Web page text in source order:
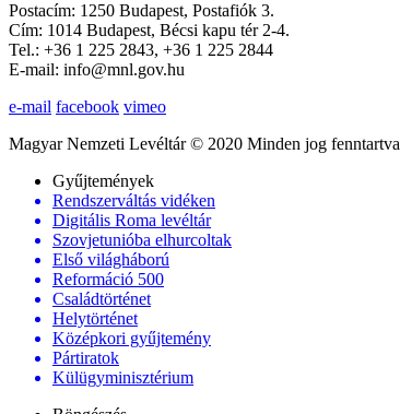
Postacím: 1250 Budapest, Postafiók 3.
Cím: 1014 Budapest, Bécsi kapu tér 2-4.
Tel.: +36 1 225 2843, +36 1 225 2844
E-mail: info@mnl.gov.hu
e-mail facebook vimeo
Magyar Nemzeti Levéltár © 2020 Minden jog fenntartva
Gyűjtemények
Rendszerváltás vidéken
Digitális Roma levéltár
Szovjetunióba elhurcoltak
Első világháború
Reformáció 500
Családtörténet
Helytörténet
Középkori gyűjtemény
Pártiratok
Külügyminisztérium